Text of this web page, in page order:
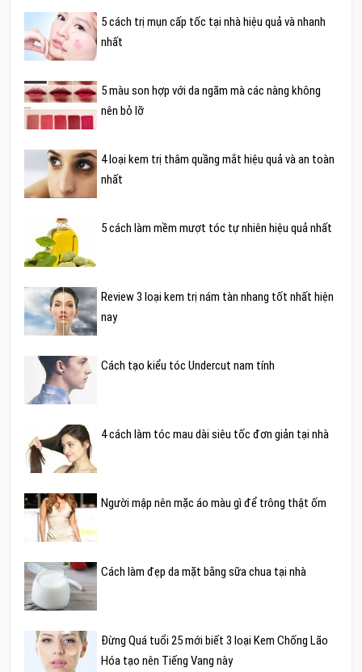
5 cách trị mụn cấp tốc tại nhà hiệu quả và nhanh
nhất
5 màu son hợp với da ngăm mà các nàng không
nên bỏ lỡ
4 loại kem trị thâm quầng mắt hiệu quả và an toàn
nhất
5 cách làm mềm mượt tóc tự nhiên hiệu quả nhất
Review 3 loại kem trị nám tàn nhang tốt nhất hiện
nay
Cách tạo kiểu tóc Undercut nam tính
4 cách làm tóc mau dài siêu tốc đơn giản tại nhà
Người mập nên mặc áo màu gì để trông thật ốm
Cách làm đẹp da mặt bằng sữa chua tại nhà
Đừng Quá tuổi 25 mới biết 3 loại Kem Chống Lão
Hóa tạo nên Tiếng Vang này